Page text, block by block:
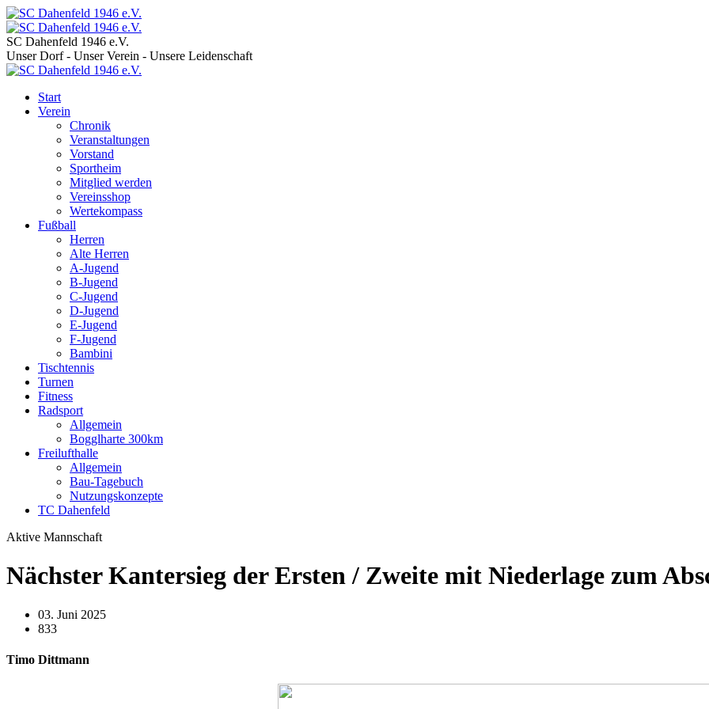
SC Dahenfeld 1946 e.V.
Unser Dorf - Unser Verein - Unsere Leidenschaft
Start
Verein
Chronik
Veranstaltungen
Vorstand
Sportheim
Mitglied werden
Vereinsshop
Wertekompass
Fußball
Herren
Alte Herren
A-Jugend
B-Jugend
C-Jugend
D-Jugend
E-Jugend
F-Jugend
Bambini
Tischtennis
Turnen
Fitness
Radsport
Allgemein
Bogglharte 300km
Freilufthalle
Allgemein
Bau-Tagebuch
Nutzungskonzepte
TC Dahenfeld
Aktive Mannschaft
Nächster Kantersieg der Ersten / Zweite mit Niederlage zum
03. Juni 2025
833
Timo Dittmann